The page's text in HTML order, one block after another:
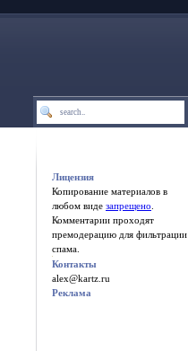
Лицензия
Копирование материалов в
любом виде запрещено
Комментарии проходят
премодерацию для фильтрации
спама.
Контакты
alex@kartz.ru
Реклама